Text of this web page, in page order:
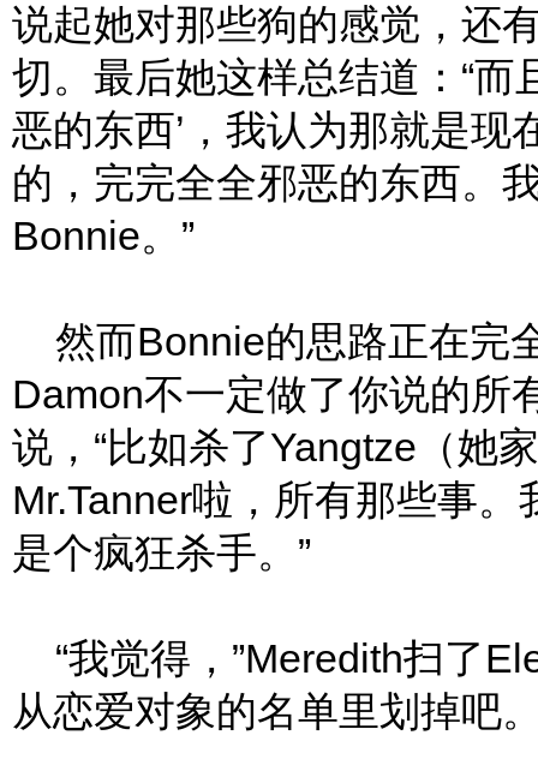
说起她对那些狗的感觉，还
切。最后她这样总结道：“而
恶的东西’，我认为那就是现
的，完完全全邪恶的东西。
Bonnie。”
然而Bonnie的思路正在完
Damon不一定做了你说的所
说，“比如杀了Yangtze（她
Mr.Tanner啦，所有那些事
是个疯狂杀手。”
“我觉得，”Meredith扫了
从恋爱对象的名单里划掉吧